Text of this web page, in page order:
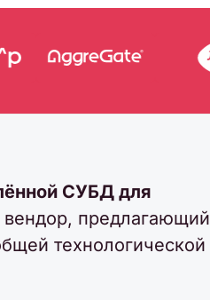
СУБД для
вендор, предлагающий
технологической